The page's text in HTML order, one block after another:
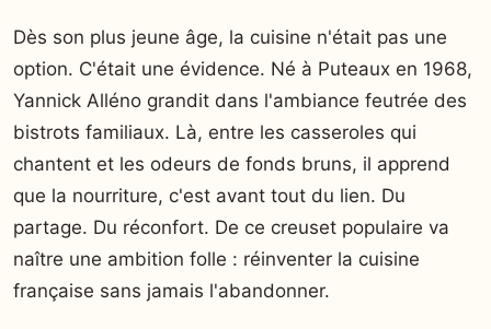
Dès son plus jeune âge, la cuisine n'était pas une
option. C'était une évidence. Né à Puteaux en 1968,
Yannick Alléno grandit dans l'ambiance feutrée des
bistrots familiaux. Là, entre les casseroles qui
chantent et les odeurs de fonds bruns, il apprend
que la nourriture, c'est avant tout du lien. Du
partage. Du réconfort. De ce creuset populaire va
naître une ambition folle : réinventer la cuisine
française sans jamais l'abandonner.